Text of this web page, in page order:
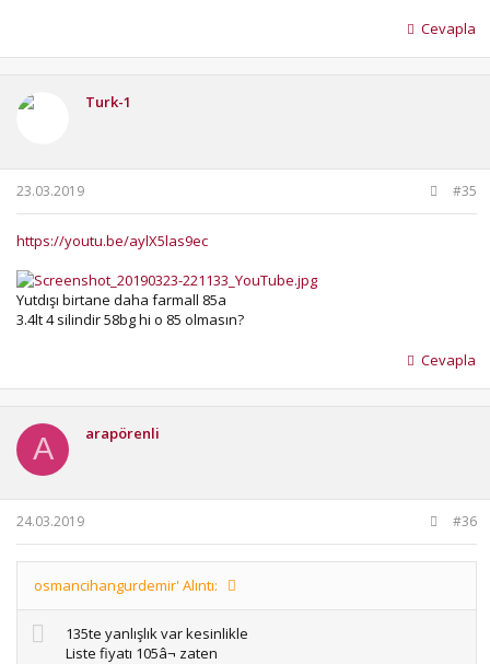
Cevapla
Turk-1
23.03.2019 #35
https://youtu.be/aylX5las9ec
Yutdışı birtane daha farmall 85a
3.4lt 4 silindir 58bg hi o 85 olmasın?
Cevapla
A arapörenli
24.03.2019 #36
osmancihangurdemir' Alıntı:
135te yanlışlık var kesinlikle
Liste fiyatı 105â¬ zaten